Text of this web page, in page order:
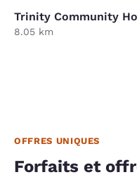
Trinity Community
8.05 km
OFFRES UNIQUES
Forfaits et